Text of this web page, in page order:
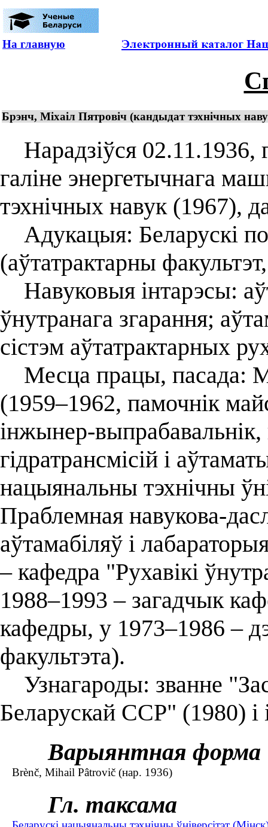
На главную
Брэнч, Міхаіл Пятровіч (кандыдат тэхнічных
Нарадзіўся 02.11.1936,
галіне энергетычнага
тэхнічных навук (1967),
Адукацыя: Беларускі
(аўтатрактарны
Навуковыя інтарэсы:
ўнутранага згарання;
сістэм аўтатрактарных
Месца працы, пасада:
(1959–1962, памочнік
інжынер-выпрабавальнік,
гідратрансмісій і
нацыянальны тэхнічны
Праблемная навукова-
аўтамабіляў і
– кафедра "Рухавікі
1988–1993 – загадчык
кафедры, у 1973–1986 –
факультэта).
Узнагароды: званне
Беларускай ССР" (1980) і
Варыянтная форма
Brènč, Mihail Pâtrovič (нар. 1936)
Гл. таксама